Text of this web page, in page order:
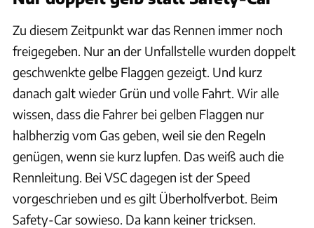
Zu diesem Zeitpunkt war das Rennen immer noch
freigegeben. Nur an der Unfallstelle wurden doppelt
geschwenkte gelbe Flaggen gezeigt. Und kurz
danach galt wieder Grün und volle Fahrt. Wir alle
wissen, dass die Fahrer bei gelben Flaggen nur
halbherzig vom Gas geben, weil sie den Regeln
genügen, wenn sie kurz lupfen. Das weiß auch die
Rennleitung. Bei VSC dagegen ist der Speed
vorgeschrieben und es gilt Überholfverbot. Beim
Safety-Car sowieso. Da kann keiner tricksen.